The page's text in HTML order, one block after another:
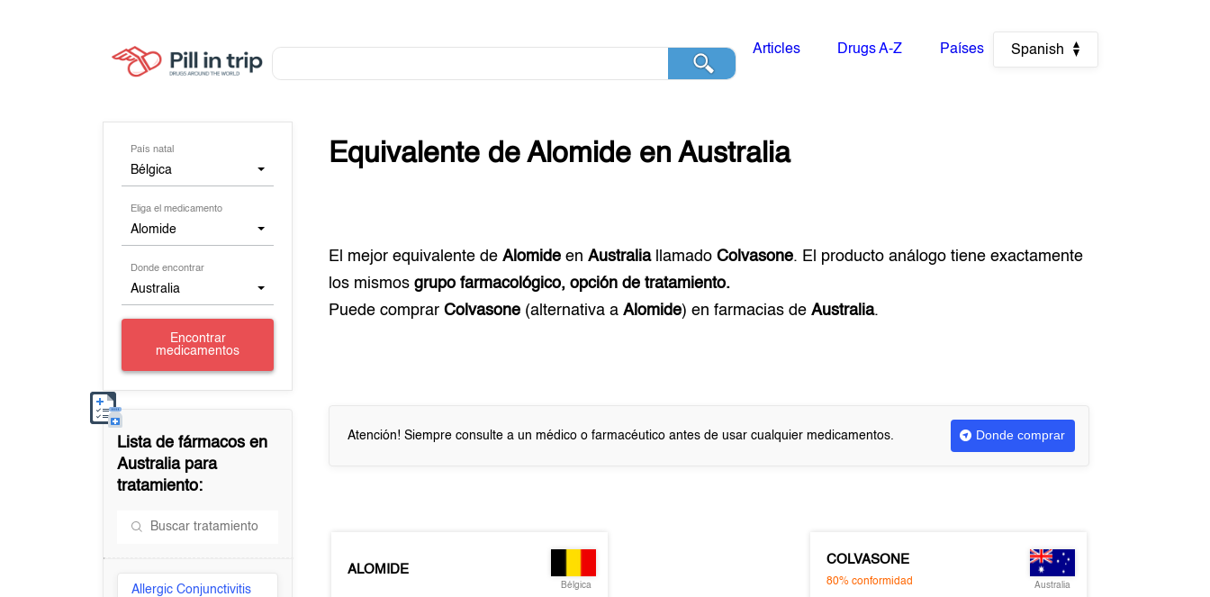
Articles Drugs A-Z Países Spanish
País natal
Bélgica
Eliga el medicamento
Alomide
Donde encontrar
Australia
Encontrar
medicamentos
Lista de fármacos en
Australiapara
tratamiento:
Allergic Conjunctivitis
Equivalente deAlomide enAustralia
El mejor equivalente deAlomide enAustraliallamadoColvasone. El producto análogo tiene exactamente
los mismos grupo farmacológico, opción de tratamiento.
Puede comprarColvasone (alternativa aAlomide) en farmacias deAustralia.
Atención! Siempre consulte a un médico o farmacéutico antes de usar cualquier medicamentos. Donde comprar
ALOMIDE
Bélgica
COLVASONE
80% conformidad Australia